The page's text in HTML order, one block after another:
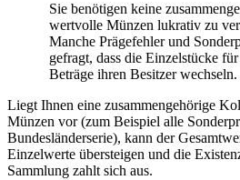
Sie benötigen keine
wertvolle Münzen lukrativ zu
Manche Prägefehler und
gefragt, dass die Einzelstücke
Beträge ihren Besitzer wechseln.
Liegt Ihnen eine zusammengehörige
Münzen vor (zum Beispiel alle
Bundesländerserie), kann der
Einzelwerte übersteigen und die
Sammlung zahlt sich aus.